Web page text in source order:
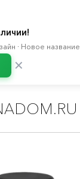
· Новое название
✕
и ланчбоксы